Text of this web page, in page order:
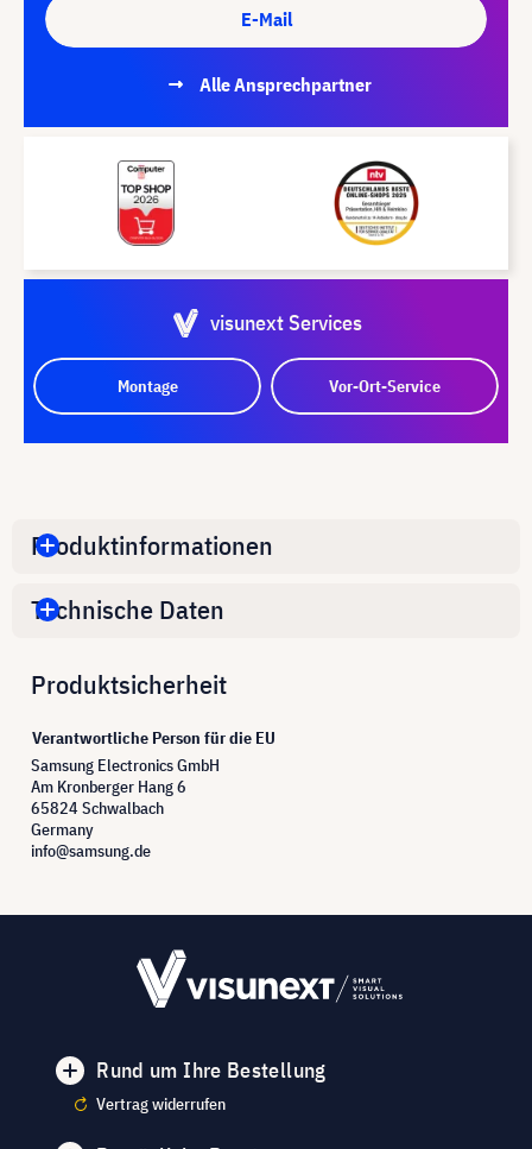
E-Mail
Alle Ansprechpartner
visunext Services
Montage Vor-Ort-Service
Produktinformationen
Technische Daten
Produktsicherheit
Verantwortliche Person für die EU
Samsung Electronics GmbH
Am Kronberger Hang 6
65824 Schwalbach
Germany
info@samsung.de
Rund um Ihre Bestellung
Vertrag widerrufen